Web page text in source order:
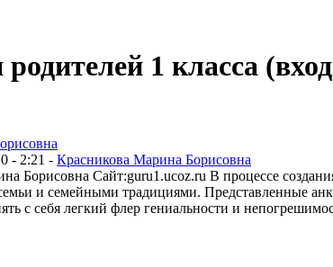
1 класса
- 2:21 - Красникова Марина Борисовна
Борисовна Сайт:guru1.ucoz.ru В процессе
и семейными традициями. Представленные
с себя легкий флер гениальности и